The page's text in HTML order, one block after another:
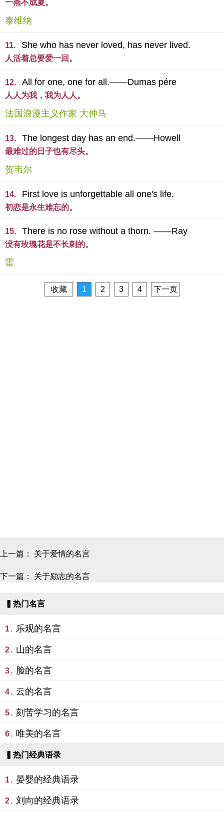
一燕不成夏。
泰维纳
11. She who has never loved, has never lived.
人活着总要爱一回。
12. All for one, one for all.——Dumas pére
人人为我，我为人人。
法国浪漫主义作家 大仲马
13. The longest day has an end.——Howell
最难过的日子也有尽头。
贺韦尔
14. First love is unforgettable all one's life.
初恋是永生难忘的。
15. There is no rose without a thorn. ——Ray
没有玫瑰花是不长刺的。
雷
收藏 1 2 3 4 下一页
上一篇： 关于爱情的名言
下一篇： 关于励志的名言
▍热门名言
1. 乐观的名言
2. 山的名言
3. 脸的名言
4. 云的名言
5. 刻苦学习的名言
6. 唯美的名言
▍热门经典语录
1. 晏婴的经典语录
2. 刘向的经典语录